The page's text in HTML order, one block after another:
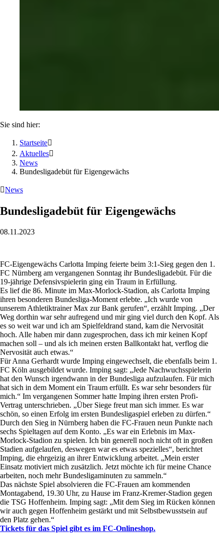
Sie sind hier:
Startseite
Aktuelles
News
Bundesligadebüt für Eigengewächs
News
Bundesligadebüt für Eigengewächs
08.11.2023
FC-Eigengewächs Carlotta Imping feierte beim 3:1-Sieg gegen den 1.
FC Nürnberg am vergangenen Sonntag ihr Bundesligadebüt. Für die
19-jährige Defensivspielerin ging ein Traum in Erfüllung.
Es lief die 86. Minute im Max-Morlock-Stadion, als Carlotta Imping
ihren besonderen Bundesliga-Moment erlebte. „Ich wurde von
unserem Athletiktrainer Max zur Bank gerufen“, erzählt Imping. „Der
Weg dorthin war sehr aufregend und mir ging viel durch den Kopf. Als
es so weit war und ich am Spielfeldrand stand, kam die Nervosität
hoch. Alle haben mir dann zugesprochen, dass ich mir keinen Kopf
machen soll – und als ich meinen ersten Ballkontakt hat, verflog die
Nervosität auch etwas.“
Für Anna Gerhardt wurde Imping eingewechselt, die ebenfalls beim 1.
FC Köln ausgebildet wurde. Imping sagt: „Jede Nachwuchsspielerin
hat den Wunsch irgendwann in der Bundesliga aufzulaufen. Für mich
hat sich in dem Moment ein Traum erfüllt. Es war sehr besonders für
mich.“ Im vergangenen Sommer hatte Imping ihren ersten Profi-
Vertrag unterschrieben. „Über Siege freut man sich immer. Es war
schön, so einen Erfolg im ersten Bundesligaspiel erleben zu dürfen.“
Durch den Sieg in Nürnberg haben die FC-Frauen neun Punkte nach
sechs Spieltagen auf dem Konto. „Es war ein Erlebnis im Max-
Morlock-Stadion zu spielen. Ich bin generell noch nicht oft in großen
Stadien aufgelaufen, deswegen war es etwas spezielles“, berichtet
Imping, die ehrgeizig an ihrer Entwicklung arbeitet. „Mein erster
Einsatz motiviert mich zusätzlich. Jetzt möchte ich für meine Chance
arbeiten, noch mehr Bundesligaminuten zu sammeln.“
Das nächste Spiel absolvieren die FC-Frauen am kommenden
Montagabend, 19.30 Uhr, zu Hause im Franz-Kremer-Stadion gegen
die TSG Hoffenheim. Imping sagt: „Mit dem Sieg im Rücken können
wir auch gegen Hoffenheim gestärkt und mit Selbstbewusstsein auf
den Platz gehen.“
Tickets für das Spiel gibt es im FC-Onlineshop.